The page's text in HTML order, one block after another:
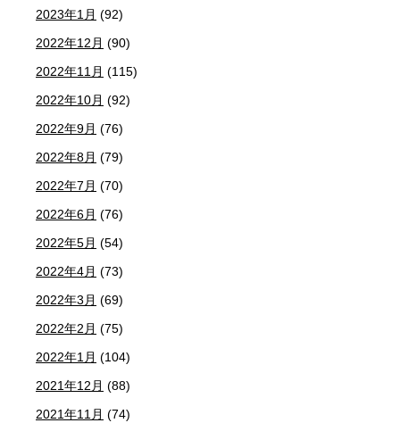
2023年1月 (92)
2022年12月 (90)
2022年11月 (115)
2022年10月 (92)
2022年9月 (76)
2022年8月 (79)
2022年7月 (70)
2022年6月 (76)
2022年5月 (54)
2022年4月 (73)
2022年3月 (69)
2022年2月 (75)
2022年1月 (104)
2021年12月 (88)
2021年11月 (74)